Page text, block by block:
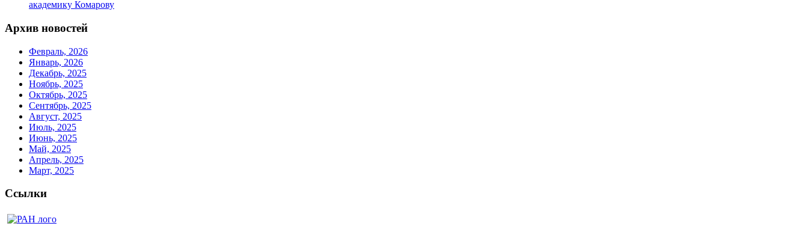
академику Комарову
Архив новостей
Февраль, 2026
Январь, 2026
Декабрь, 2025
Ноябрь, 2025
Октябрь, 2025
Сентябрь, 2025
Август, 2025
Июль, 2025
Июнь, 2025
Май, 2025
Апрель, 2025
Март, 2025
Ссылки